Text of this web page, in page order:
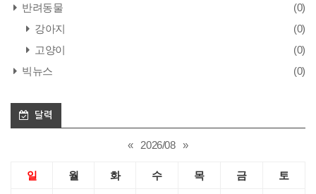
반려동물
(0)
강아지
(0)
고양이
(0)
빅뉴스
(0)
달력
« 2026/08 »
일 월 화 수 목 금 토